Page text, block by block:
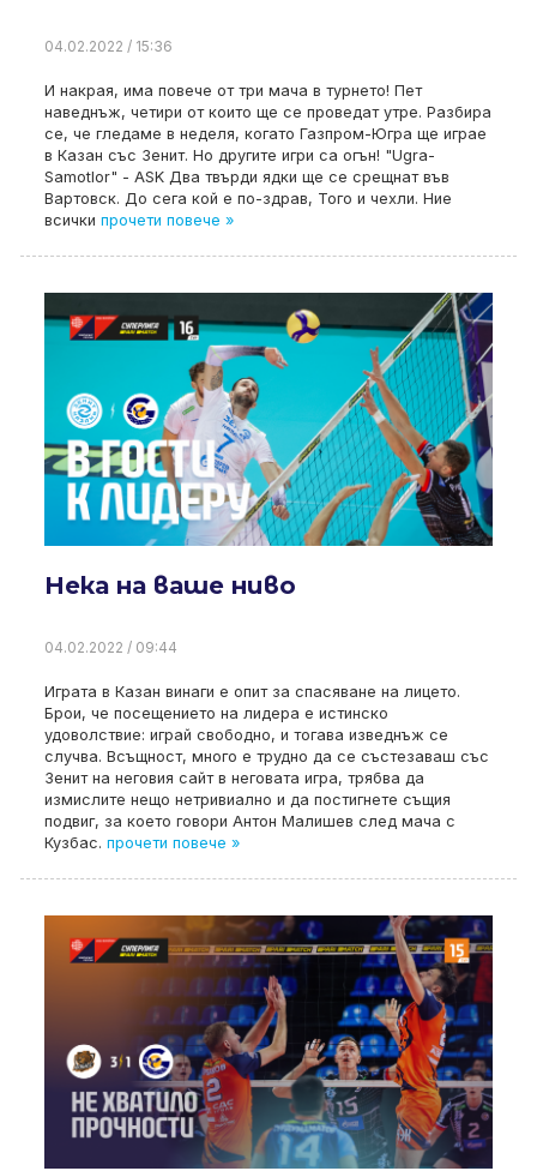
04.02.2022 / 15:36
И накрая, има повече от три мача в турнето! Пет
наведнъж, четири от които ще се проведат утре. Разбира
се, че гледаме в неделя, когато Газпром-Югра ще играе
в Казан със Зенит. Но другите игри са огън! "Ugra-
Samotlor" - ASK Два твърди ядки ще се срещнат във
Вартовск. До сега кой е по-здрав, Того и чехли. Ние
всички прочети повече »
Нека на ваше ниво
04.02.2022 / 09:44
Играта в Казан винаги е опит за спасяване на лицето.
Брои, че посещението на лидера е истинско
удоволствие: играй свободно, и тогава изведнъж се
случва. Всъщност, много е трудно да се състезаваш със
Зенит на неговия сайт в неговата игра, трябва да
измислите нещо нетривиално и да постигнете същия
подвиг, за което говори Антон Малишев след мача с
Кузбас. прочети повече »